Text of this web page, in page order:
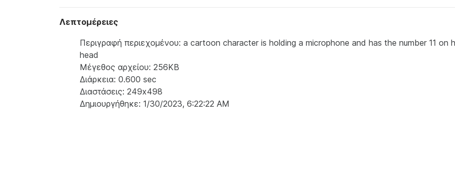
Λεπτομέρειες
Περιγραφή περιεχομένου: a cartoon character is holding a microphone and has the number 11 on
head
Μέγεθος αρχείου: 256KB
Διάρκεια: 0.600 sec
Διαστάσεις: 249x498
Δημιουργήθηκε: 1/30/2023, 6:22:22 AM